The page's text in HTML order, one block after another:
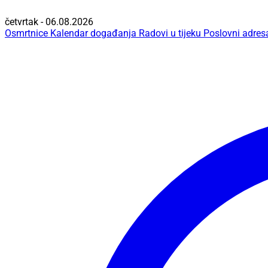
četvrtak - 06.08.2026
Osmrtnice Kalendar događanja Radovi u tijeku Poslovni